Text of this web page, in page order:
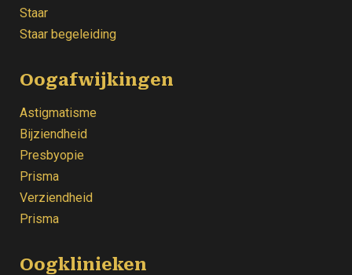
Staar
Staar begeleiding
Oogafwijkingen
Astigmatisme
Bijziendheid
Presbyopie
Prisma
Verziendheid
Prisma
Oogklinieken